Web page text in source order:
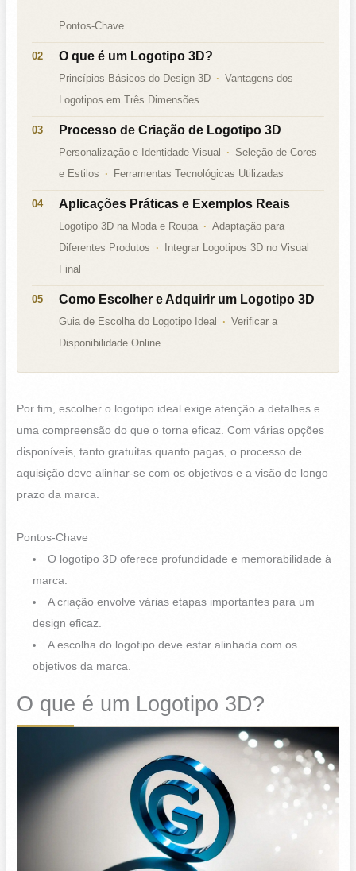
Pontos-Chave
O que é um Logotipo 3D?
Princípios Básicos do Design 3D
Vantagens dos
Logotipos em Três Dimensões
Processo de Criação de Logotipo 3D
Personalização e Identidade Visual
Seleção de Cores
e Estilos
Ferramentas Tecnológicas Utilizadas
Aplicações Práticas e Exemplos Reais
Logotipo 3D na Moda e Roupa
Adaptação para
Diferentes Produtos
Integrar Logotipos 3D no Visual
Final
Como Escolher e Adquirir um Logotipo 3D
Guia de Escolha do Logotipo Ideal
Verificar a
Disponibilidade Online
Por fim, escolher o logotipo ideal exige atenção a detalhes e
uma compreensão do que o torna eficaz. Com várias opções
disponíveis, tanto gratuitas quanto pagas, o processo de
aquisição deve alinhar-se com os objetivos e a visão de longo
prazo da marca.
Pontos-Chave
O logotipo 3D oferece profundidade e memorabilidade à
marca.
A criação envolve várias etapas importantes para um
design eficaz.
A escolha do logotipo deve estar alinhada com os
objetivos da marca.
O que é um Logotipo 3D?